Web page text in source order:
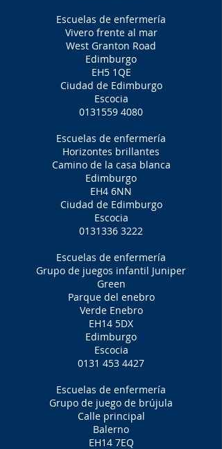
Escuelas de enfermería
Vivero frente al mar
West Granton Road
Edimburgo
EH5 1QE
Ciudad de Edimburgo
Escocia
0131559 4080
Escuelas de enfermería
Horizontes brillantes
Camino de la casa blanca
Edimburgo
EH4 6NN
Ciudad de Edimburgo
Escocia
0131336 3222
Escuelas de enfermería
Grupo de juegos infantil Juniper
Green
Parque del enebro
Verde Enebro
EH14 5DX
Edimburgo
Escocia
0131 453 4427
Escuelas de enfermería
Grupo de juego de brújula
Calle principal
Balerno
EH14 7EQ